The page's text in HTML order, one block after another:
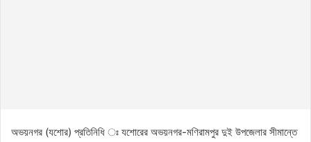
অভয়নগর (যশোর) প্রতিনিধি ঃ যশোরের অভয়নগর-মণিরামপুর দুই উপজেলার সীমান্তে